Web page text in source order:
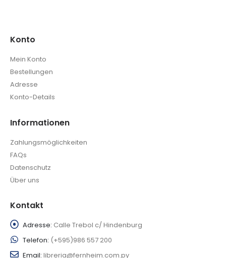
Konto
Mein Konto
Bestellungen
Adresse
Konto-Details
Informationen
Zahlungsmöglichkeiten
FAQs
Datenschutz
Über uns
Kontakt
Adresse: Calle Trebol c/ Hindenburg
Telefon: (+595)986 557 200
Email: libreria@fernheim.com.py